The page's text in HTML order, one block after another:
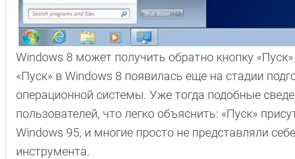
Windows 8 может получить обратно кнопку
«Пуск» в Windows 8 появилась еще на стадии
операционной системы. Уже тогда подобные
пользователей, что легко объяснить: «Пуск»
Windows 95, и многие просто не представляли
инструмента.